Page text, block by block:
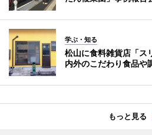
学ぶ・知る
松山に食料雑貨店「
内外のこだわり食品や
もっと見る